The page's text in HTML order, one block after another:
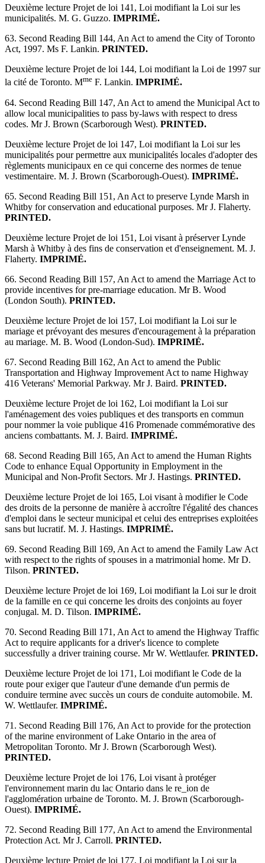
Deuxième lecture Projet de loi 141, Loi modifiant la Loi sur les
municipalités. M. G. Guzzo. IMPRIMÉ.
63. Second Reading Bill 144, An Act to amend the City of Toronto
Act, 1997. Ms F. Lankin. PRINTED.
Deuxième lecture Projet de loi 144, Loi modifiant la Loi de 1997 sur
la cité de Toronto. Mme F. Lankin. IMPRIMÉ.
64. Second Reading Bill 147, An Act to amend the Municipal Act to
allow local municipalities to pass by-laws with respect to dress
codes. Mr J. Brown (Scarborough West). PRINTED.
Deuxième lecture Projet de loi 147, Loi modifiant la Loi sur les
municipalités pour permettre aux municipalités locales d'adopter des
règlements municipaux en ce qui concerne des normes de tenue
vestimentaire. M. J. Brown (Scarborough-Ouest). IMPRIMÉ.
65. Second Reading Bill 151, An Act to preserve Lynde Marsh in
Whitby for conservation and educational purposes. Mr J. Flaherty.
PRINTED.
Deuxième lecture Projet de loi 151, Loi visant à préserver Lynde
Marsh à Whitby à des fins de conservation et d'enseignement. M. J.
Flaherty. IMPRIMÉ.
66. Second Reading Bill 157, An Act to amend the Marriage Act to
provide incentives for pre-marriage education. Mr B. Wood
(London South). PRINTED.
Deuxième lecture Projet de loi 157, Loi modifiant la Loi sur le
mariage et prévoyant des mesures d'encouragement à la préparation
au mariage. M. B. Wood (London-Sud). IMPRIMÉ.
67. Second Reading Bill 162, An Act to amend the Public
Transportation and Highway Improvement Act to name Highway
416 Veterans' Memorial Parkway. Mr J. Baird. PRINTED.
Deuxième lecture Projet de loi 162, Loi modifiant la Loi sur
l'aménagement des voies publiques et des transports en commun
pour nommer la voie publique 416 Promenade commémorative des
anciens combattants. M. J. Baird. IMPRIMÉ.
68. Second Reading Bill 165, An Act to amend the Human Rights
Code to enhance Equal Opportunity in Employment in the
Municipal and Non-Profit Sectors. Mr J. Hastings. PRINTED.
Deuxième lecture Projet de loi 165, Loi visant à modifier le Code
des droits de la personne de manière à accroître l'égalité des chances
d'emploi dans le secteur municipal et celui des entreprises exploitées
sans but lucratif. M. J. Hastings. IMPRIMÉ.
69. Second Reading Bill 169, An Act to amend the Family Law Act
with respect to the rights of spouses in a matrimonial home. Mr D.
Tilson. PRINTED.
Deuxième lecture Projet de loi 169, Loi modifiant la Loi sur le droit
de la famille en ce qui concerne les droits des conjoints au foyer
conjugal. M. D. Tilson. IMPRIMÉ.
70. Second Reading Bill 171, An Act to amend the Highway Traffic
Act to require applicants for a driver's licence to complete
successfully a driver training course. Mr W. Wettlaufer. PRINTED.
Deuxième lecture Projet de loi 171, Loi modifiant le Code de la
route pour exiger que l'auteur d'une demande d'un permis de
conduire termine avec succès un cours de conduite automobile. M.
W. Wettlaufer. IMPRIMÉ.
71. Second Reading Bill 176, An Act to provide for the protection
of the marine environment of Lake Ontario in the area of
Metropolitan Toronto. Mr J. Brown (Scarborough West).
PRINTED.
Deuxième lecture Projet de loi 176, Loi visant à protéger
l'environnement marin du lac Ontario dans le re_ion de
l'agglomération urbaine de Toronto. M. J. Brown (Scarborough-
Ouest). IMPRIMÉ.
72. Second Reading Bill 177, An Act to amend the Environmental
Protection Act. Mr J. Carroll. PRINTED.
Deuxième lecture Projet de loi 177, Loi modifiant la Loi sur la